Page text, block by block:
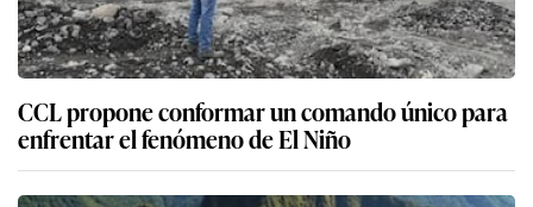
CCL propone conformar un comando único para
enfrentar el fenómeno de El Niño